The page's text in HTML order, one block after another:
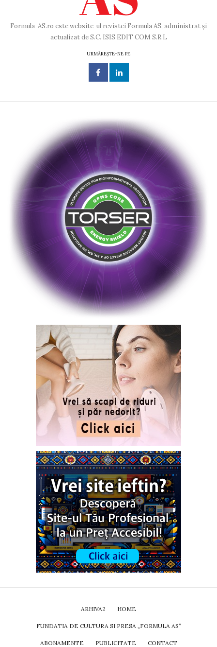
Formula-AS.ro este website-ul revistei Formula AS, administrat și
actualizat de S.C. ISIS EDIT COM S.R.L
URMĂREȘTE-NE PE
ARHIVA2 HOME
FUNDATIA DE CULTURA SI PRESA „FORMULA AS”
ABONAMENTE PUBLICITATE CONTACT